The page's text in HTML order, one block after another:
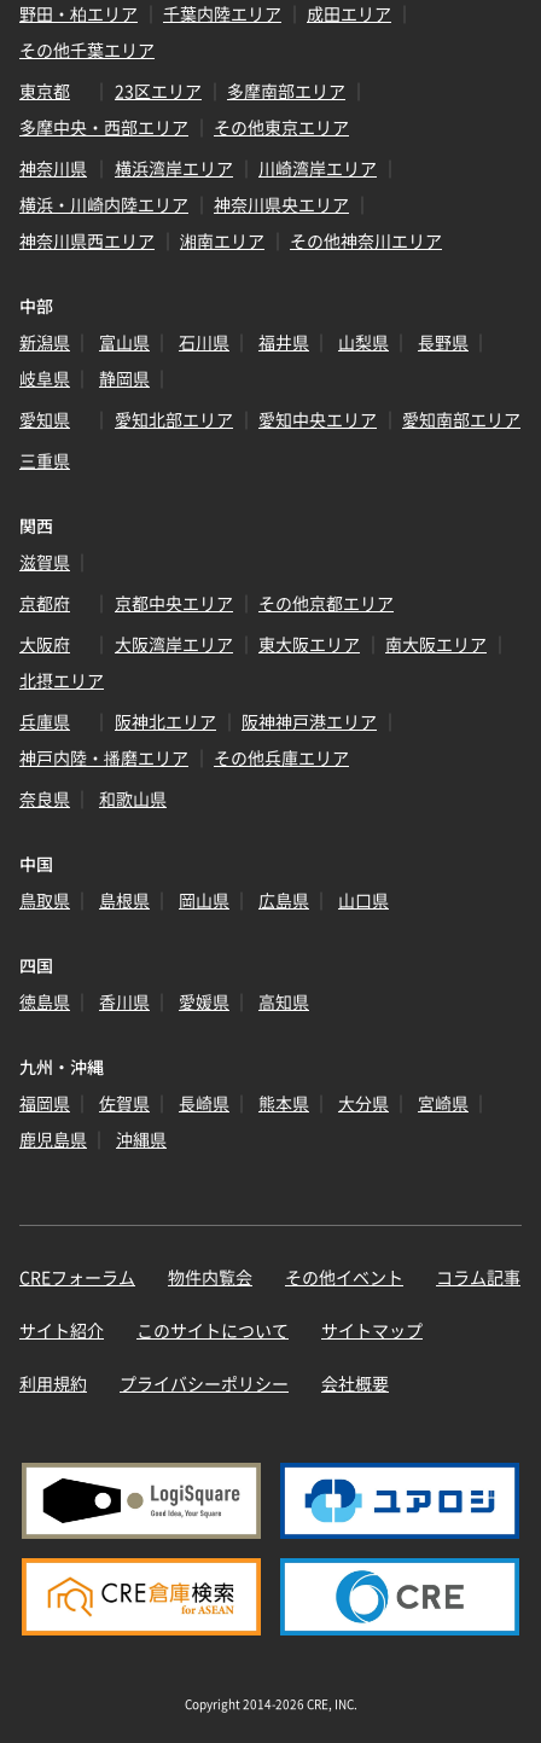
野田・柏エリア
千葉内陸エリア
成田エリア
その他千葉エリア
東京都
23区エリア
多摩南部エリア
多摩中央・西部エリア
その他東京エリア
神奈川県
横浜湾岸エリア
川崎湾岸エリア
横浜・川崎内陸エリア
神奈川県央エリア
神奈川県西エリア
湘南エリア その他神奈川エリア
中部
新潟県
富山県 石川県 福井県 山梨県
長野県
岐阜県
静岡県
愛知県
愛知北部エリア 愛知中央エリア
愛知南部エリア
三重県
関西
滋賀県
京都府
京都中央エリア
その他京都エリア
大阪府
大阪湾岸エリア 東大阪エリア
南大阪エリア
北摂エリア
兵庫県
阪神北エリア
阪神神戸港エリア
神戸内陸・播磨エリア
その他兵庫エリア
奈良県
和歌山県
中国
鳥取県
島根県 岡山県 広島県 山口県
四国
徳島県
香川県 愛媛県 高知県
九州・沖縄
福岡県
佐賀県 長崎県 熊本県 大分県
宮崎県
鹿児島県
沖縄県
CREフォーラム 物件内覧会 その他イベント コラム記事
サイト紹介 このサイトについて サイトマップ
利用規約 プライバシーポリシー 会社概要
Copyright 2014-2026 CRE, INC.